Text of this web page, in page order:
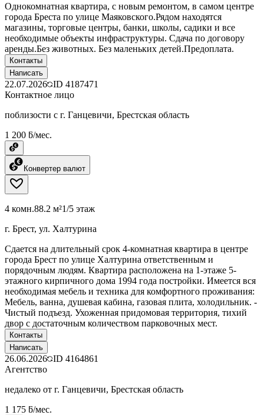
Однокомнатная квартира, с новым ремонтом, в самом центре
города Бреста по улице Маяковского.Рядом находятся
магазины, торговые центры, банки, школы, садики и все
необходимые объекты инфраструктуры. Сдача по договору
аренды.Без животных. Без маленьких детей.Предоплата.
Контакты
Написать
22.07.2026 ID 4187471
Контактное лицо
поблизости с г. Ганцевичи, Брестская область
1 200 ƃ/мес.
Конвертер валют
4 комн.88.2 м²1/5 этаж
г. Брест, ул. Халтурина
Сдается на длительный срок 4-комнатная квартира в центре
города Брест по улице Халтурина ответственным и
порядочным людям. Квартира расположена на 1-этаже 5-
этажного кирпичного дома 1994 года постройки. Имеется вся
необходимая мебель и техника для комфортного проживания:
Мебель, ванна, душевая кабина, газовая плита, холодильник. -
Чистый подъезд. Ухоженная придомовая территория, тихий
двор с достаточным количеством парковочных мест.
Контакты
Написать
26.06.2026 ID 4164861
Агентство
недалеко от г. Ганцевичи, Брестская область
1 175 ƃ/мес.